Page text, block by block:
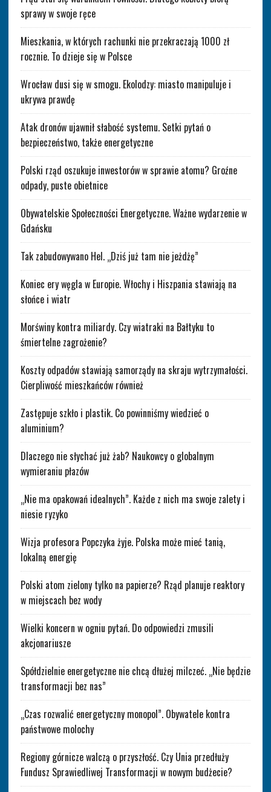
sprawy w swoje ręce
Mieszkania, w których rachunki nie przekraczają 1000 zł
rocznie. To dzieje się w Polsce
Wrocław dusi się w smogu. Ekolodzy: miasto manipuluje i
ukrywa prawdę
Atak dronów ujawnił słabość systemu. Setki pytań o
bezpieczeństwo, także energetyczne
Polski rząd oszukuje inwestorów w sprawie atomu? Groźne
odpady, puste obietnice
Obywatelskie Społeczności Energetyczne. Ważne wydarzenie w
Gdańsku
Tak zabudowywano Hel. „Dziś już tam nie jeżdżę”
Koniec ery węgla w Europie. Włochy i Hiszpania stawiają na
słońce i wiatr
Morświny kontra miliardy. Czy wiatraki na Bałtyku to
śmiertelne zagrożenie?
Koszty odpadów stawiają samorządy na skraju wytrzymałości.
Cierpliwość mieszkańców również
Zastępuje szkło i plastik. Co powinniśmy wiedzieć o
aluminium?
Dlaczego nie słychać już żab? Naukowcy o globalnym
wymieraniu płazów
„Nie ma opakowań idealnych”. Każde z nich ma swoje zalety i
niesie ryzyko
Wizja profesora Popczyka żyje. Polska może mieć tanią,
lokalną energię
Polski atom zielony tylko na papierze? Rząd planuje reaktory
w miejscach bez wody
Wielki koncern w ogniu pytań. Do odpowiedzi zmusili
akcjonariusze
Spółdzielnie energetyczne nie chcą dłużej milczeć. „Nie będzie
transformacji bez nas”
„Czas rozwalić energetyczny monopol”. Obywatele kontra
państwowe molochy
Regiony górnicze walczą o przyszłość. Czy Unia przedłuży
Fundusz Sprawiedliwej Transformacji w nowym budżecie?